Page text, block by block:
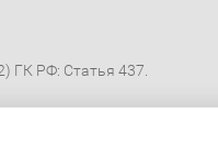
ГК РФ: Статья 437.